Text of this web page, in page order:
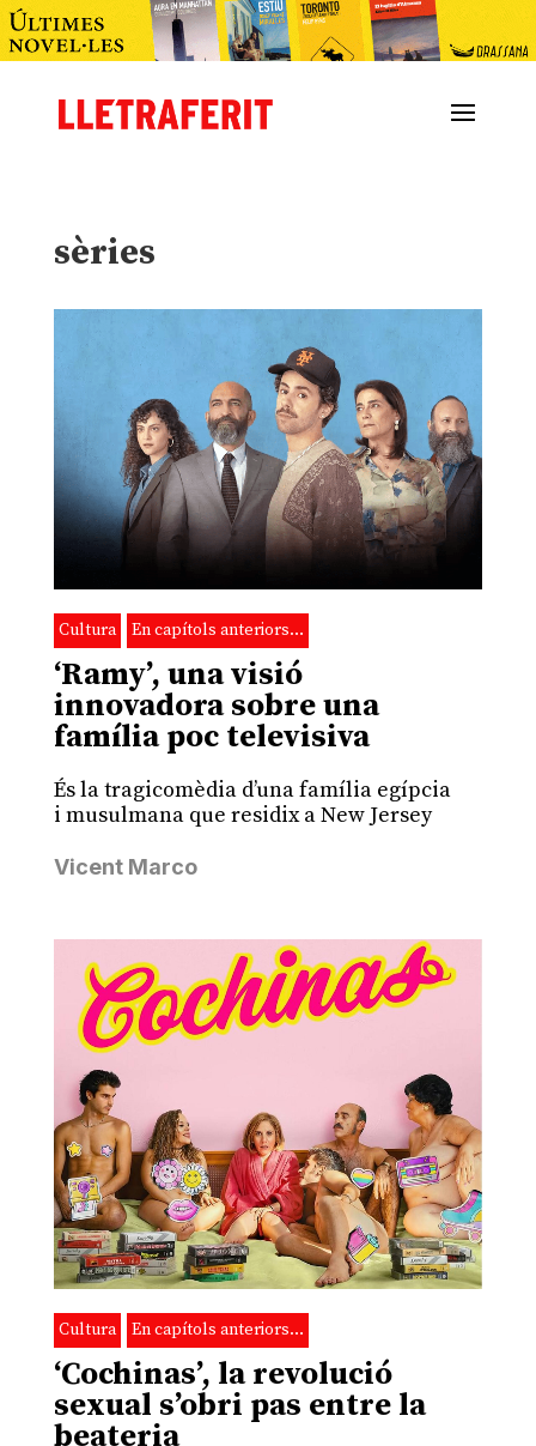
sèries
Cultura En capítols anteriors…
‘Ramy’, una visió
innovadora sobre una
família poc televisiva
És la tragicomèdia d’una família egípcia
i musulmana que residix a New Jersey
Vicent Marco
Cultura En capítols anteriors…
‘Cochinas’, la revolució
sexual s’obri pas entre la
beateria